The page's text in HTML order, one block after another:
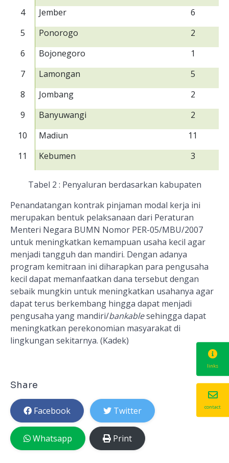
4
Jember
6
5
Ponorogo
2
6
Bojonegoro
1
7
Lamongan
5
8
Jombang
2
9
Banyuwangi
2
10
Madiun
11
11
Kebumen 3
Tabel 2 : Penyaluran berdasarkan kabupaten
Penandatangan kontrak pinjaman modal kerja ini
merupakan bentuk pelaksanaan dari Peraturan
Menteri Negara BUMN Nomor PER-05/MBU/2007
untuk meningkatkan kemampuan usaha kecil agar
menjadi tangguh dan mandiri. Dengan adanya
program kemitraan ini diharapkan para pengusaha
kecil dapat memanfaatkan dana tersebut dengan
sebaik mungkin untuk meningkatkan usahanya agar
dapat terus berkembang hingga dapat menjadi
pengusaha yang mandiri/bankablesehingga dapat
meningkatkan perekonomian masyarakat di
lingkungan sekitarnya. (Kadek)
Share
Facebook Twitter
Whatsapp Print
links
contact